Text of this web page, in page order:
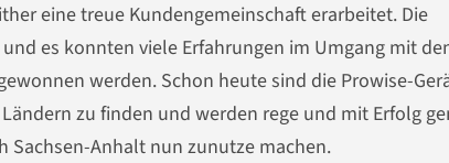
eine treue Kundengemeinschaft erarbeitet. Die
es konnten viele Erfahrungen im Umgang mit
werden. Schon heute sind die Prowise-
zu finden und werden rege und mit Erfolg
Sachsen-Anhalt nun zunutze machen.